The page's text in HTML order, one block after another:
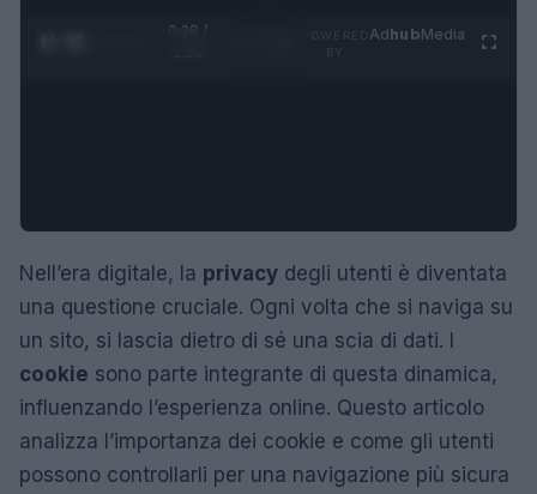
0:29 /
AdhubMedia
Nell’era digitale, la privacy degli utenti è diventata
una questione cruciale. Ogni volta che si naviga su
un sito, si lascia dietro di sé una scia di dati. I
cookie sono parte integrante di questa dinamica,
influenzando l’esperienza online. Questo articolo
analizza l’importanza dei cookie e come gli utenti
possono controllarli per una navigazione più sicura